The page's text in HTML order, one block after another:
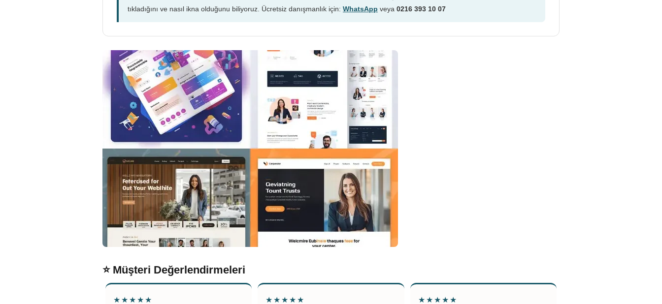
tıkladığını ve nasıl ikna olduğunu biliyoruz. Ücretsiz danışmanlık için: WhatsApp veya 0216 393 10 07
⭐ Müşteri Değerlendirmeleri
★★★★★ ★★★★★ ★★★★★